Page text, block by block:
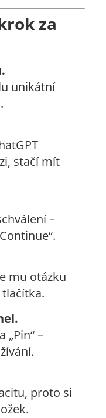
za
unikátní
stačí mít
–
mu otázku
„Pin“ –
proto si